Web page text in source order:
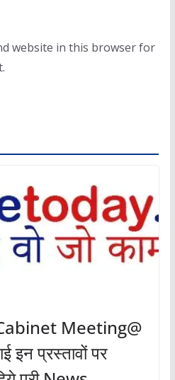
website in this browser for
Meeting@
इन प्रस्तावों पर